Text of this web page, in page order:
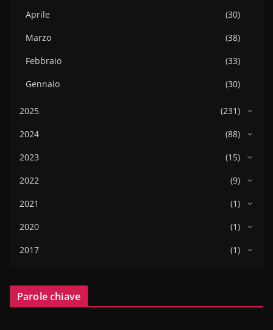
Aprile
(30)
Marzo
(38)
Febbraio
(33)
Gennaio
(30)
2025
(231)
2024
(88)
2023
(15)
2022
(9)
2021
(1)
2020
(1)
2017
(1)
Parole chiave